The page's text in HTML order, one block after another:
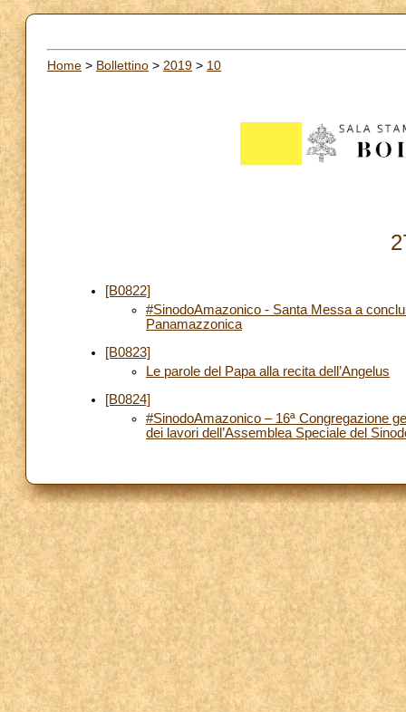
Home > Bollettino > 2019 > 10
[B0822]
#SinodoAmazonico - Santa Messa a
Panamazzonica
[B0823]
Le parole del Papa alla recita dell’Angelus
[B0824]
#SinodoAmazonico – 16ª Congregazione
dei lavori dell’Assemblea Speciale del